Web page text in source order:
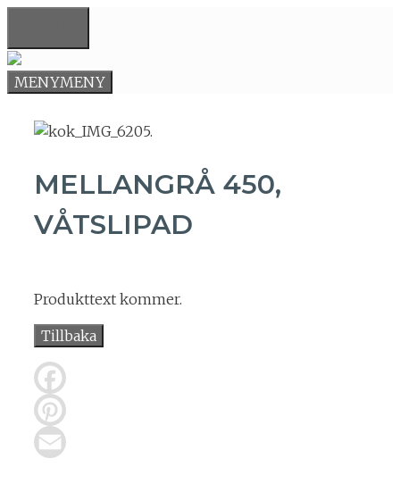
innehåll
MENYMENY
MELLANGRÅ 450,
VÅTSLIPAD
Produkttext kommer.
Tillbaka